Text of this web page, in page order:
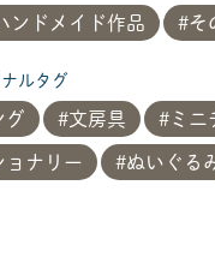
ンドメイド作品 そ
ルタグ
グ 文房具 ミニ
ョナリー ぬいぐる